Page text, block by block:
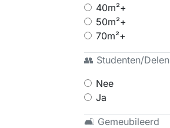
40m²+
50m²+
70m²+
👥 Studenten/Delen
Nee
Ja
🛋 Gemeubileerd